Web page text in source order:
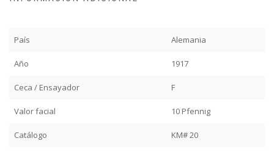
País Alemania
Año 1917
Ceca / Ensayador F
Valor facial 10 Pfennig
Catálogo KM# 20